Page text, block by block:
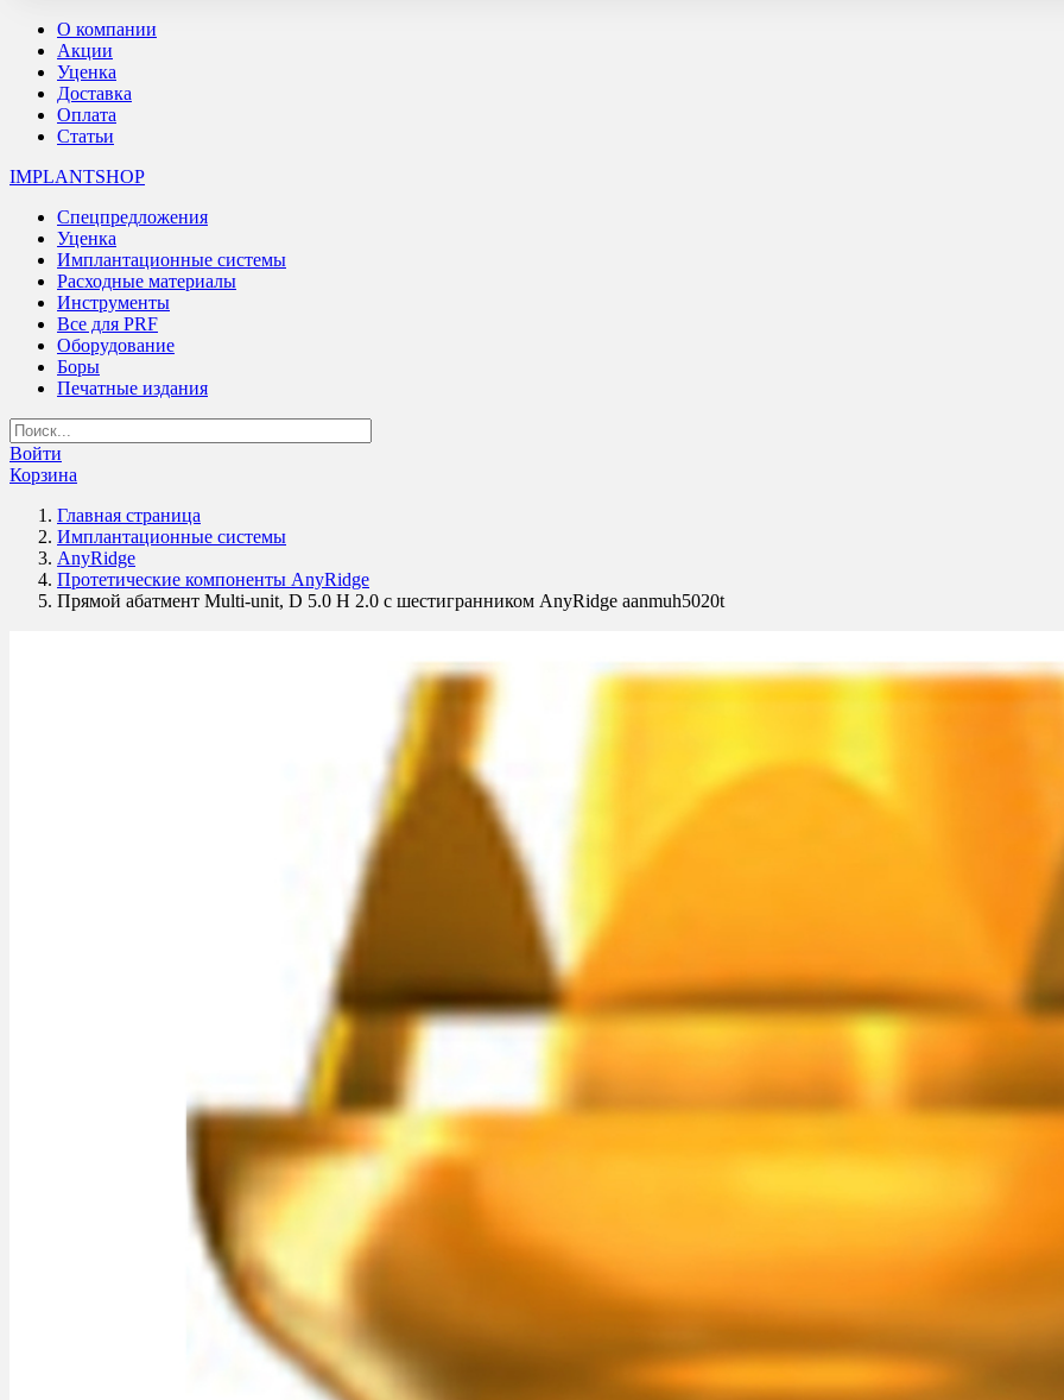
О компании
Акции
Уценка
Доставка
Оплата
Статьи
IMPLANTSHOP
Спецпредложения
Уценка
Имплантационные системы
Расходные материалы
Инструменты
Все для PRF
Оборудование
Боры
Печатные издания
Войти
Корзина
Главная страница
Имплантационные системы
AnyRidge
Протетические компоненты AnyRidge
Прямой абатмент Multi-unit, D 5.0 H 2.0 с шестигранником AnyRidge aanmuh5020t